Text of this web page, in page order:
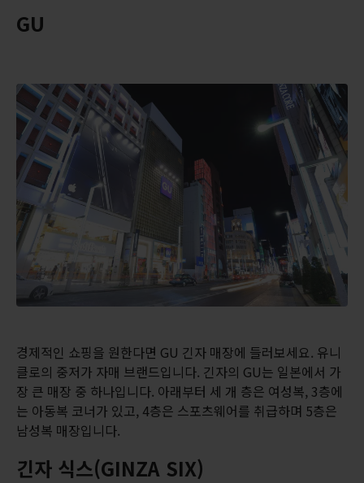
GU
경제적인 쇼핑을 원한다면 GU 긴자 매장에 들러보세요. 유니
클로의 중저가 자매 브랜드입니다. 긴자의 GU는 일본에서 가
장 큰 매장 중 하나입니다. 아래부터 세 개 층은 여성복, 3층에
는 아동복 코너가 있고, 4층은 스포츠웨어를 취급하며 5층은
남성복 매장입니다.
긴자 식스(GINZA SIX)